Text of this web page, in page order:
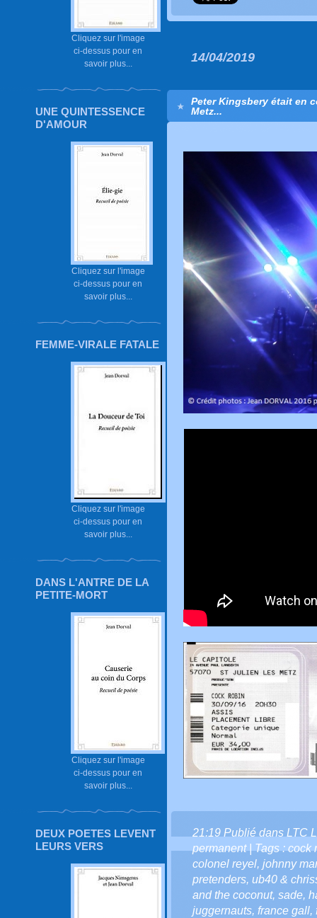
Cliquez sur l'image
ci-dessus pour en
savoir plus...
UNE QUINTESSENCE
D'AMOUR
Cliquez sur l'image
ci-dessus pour en
savoir plus...
FEMME-VIRALE FATALE
Cliquez sur l'image
ci-dessus pour en
savoir plus...
DANS L'ANTRE DE LA
PETITE-MORT
Cliquez sur l'image
ci-dessus pour en
savoir plus...
DEUX POETES LEVENT
LEURS VERS
14/04/2019
Peter Kingsbery était en
Metz...
21:19 Publié dans LTC
permanent| Tags :cock
colonel reyel, johnny
pretenders, ub40 &
and the coconut, sade,
juggernauts, france gall,